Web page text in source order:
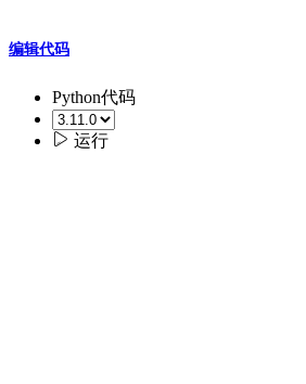
编辑代码
Python代码
 运行